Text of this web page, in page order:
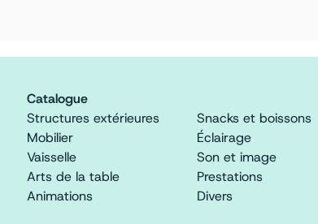
Catalogue
Structures extérieures
Mobilier
Vaisselle
Arts de la table
Animations
Snacks et boissons
Éclairage
Son et image
Prestations
Divers